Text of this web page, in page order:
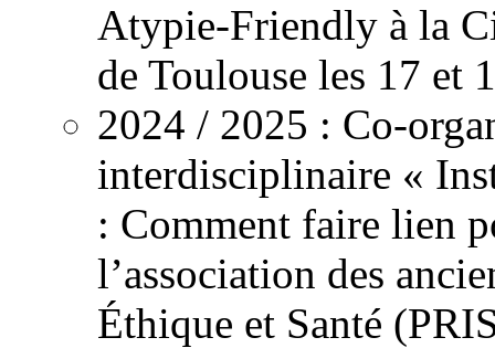
Atypie-Friendly à la
de Toulouse les 17 et
2024 / 2025 : Co-
interdisciplinaire «
: Comment faire lien
l’association des
Éthique et Santé